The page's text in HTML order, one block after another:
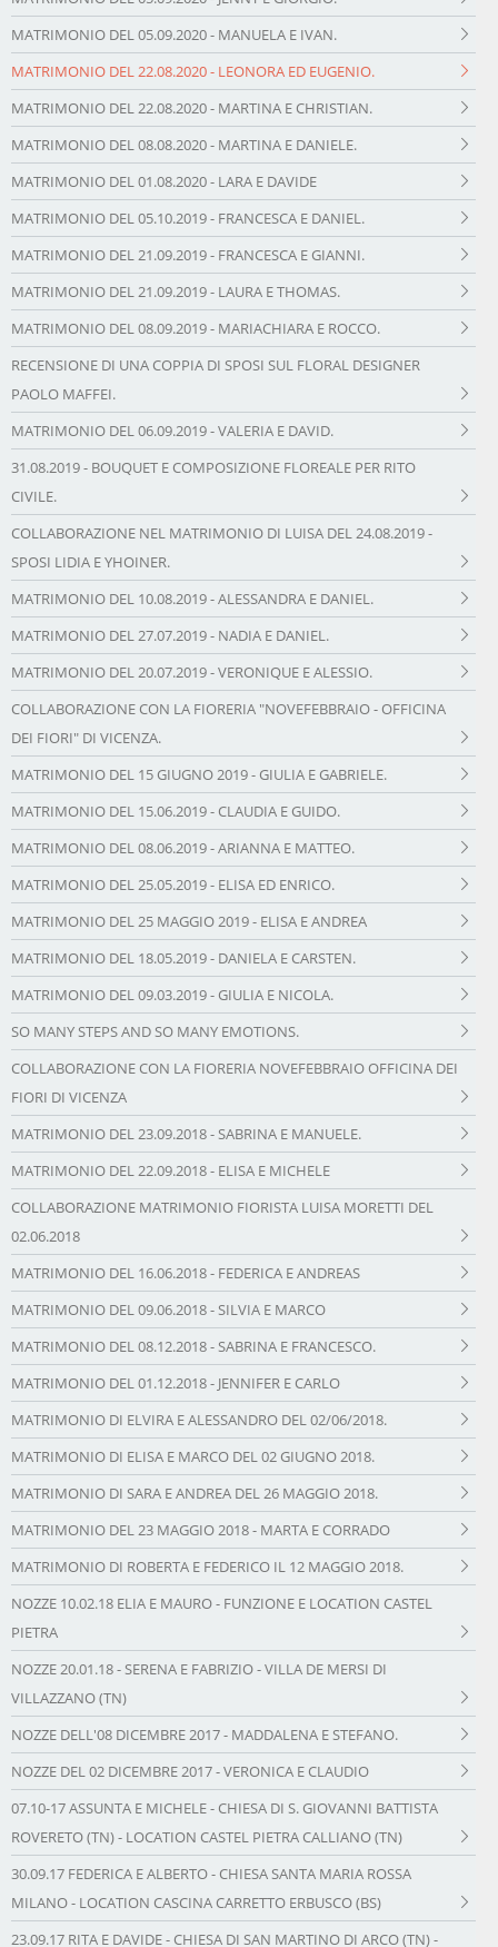
MATRIMONIO DEL 05.09.2020 - MANUELA E IVAN.
MATRIMONIO DEL 22.08.2020 - LEONORA ED EUGENIO.
MATRIMONIO DEL 22.08.2020 - MARTINA E CHRISTIAN.
MATRIMONIO DEL 08.08.2020 - MARTINA E DANIELE.
MATRIMONIO DEL 01.08.2020 - LARA E DAVIDE
MATRIMONIO DEL 05.10.2019 - FRANCESCA E DANIEL.
MATRIMONIO DEL 21.09.2019 - FRANCESCA E GIANNI.
MATRIMONIO DEL 21.09.2019 - LAURA E THOMAS.
MATRIMONIO DEL 08.09.2019 - MARIACHIARA E ROCCO.
RECENSIONE DI UNA COPPIA DI SPOSI SUL FLORAL DESIGNER
PAOLO MAFFEI.
MATRIMONIO DEL 06.09.2019 - VALERIA E DAVID.
31.08.2019 - BOUQUET E COMPOSIZIONE FLOREALE PER RITO
CIVILE.
COLLABORAZIONE NEL MATRIMONIO DI LUISA DEL 24.08.2019 -
SPOSI LIDIA E YHOINER.
MATRIMONIO DEL 10.08.2019 - ALESSANDRA E DANIEL.
MATRIMONIO DEL 27.07.2019 - NADIA E DANIEL.
MATRIMONIO DEL 20.07.2019 - VERONIQUE E ALESSIO.
COLLABORAZIONE CON LA FIORERIA "NOVEFEBBRAIO - OFFICINA
DEI FIORI" DI VICENZA.
MATRIMONIO DEL 15 GIUGNO 2019 - GIULIA E GABRIELE.
MATRIMONIO DEL 15.06.2019 - CLAUDIA E GUIDO.
MATRIMONIO DEL 08.06.2019 - ARIANNA E MATTEO.
MATRIMONIO DEL 25.05.2019 - ELISA ED ENRICO.
MATRIMONIO DEL 25 MAGGIO 2019 - ELISA E ANDREA
MATRIMONIO DEL 18.05.2019 - DANIELA E CARSTEN.
MATRIMONIO DEL 09.03.2019 - GIULIA E NICOLA.
SO MANY STEPS AND SO MANY EMOTIONS.
COLLABORAZIONE CON LA FIORERIA NOVEFEBBRAIO OFFICINA DEI
FIORI DI VICENZA
MATRIMONIO DEL 23.09.2018 - SABRINA E MANUELE.
MATRIMONIO DEL 22.09.2018 - ELISA E MICHELE
COLLABORAZIONE MATRIMONIO FIORISTA LUISA MORETTI DEL
02.06.2018
MATRIMONIO DEL 16.06.2018 - FEDERICA E ANDREAS
MATRIMONIO DEL 09.06.2018 - SILVIA E MARCO
MATRIMONIO DEL 08.12.2018 - SABRINA E FRANCESCO.
MATRIMONIO DEL 01.12.2018 - JENNIFER E CARLO
MATRIMONIO DI ELVIRA E ALESSANDRO DEL 02/06/2018.
MATRIMONIO DI ELISA E MARCO DEL 02 GIUGNO 2018.
MATRIMONIO DI SARA E ANDREA DEL 26 MAGGIO 2018.
MATRIMONIO DEL 23 MAGGIO 2018 - MARTA E CORRADO
MATRIMONIO DI ROBERTA E FEDERICO IL 12 MAGGIO 2018.
NOZZE 10.02.18 ELIA E MAURO - FUNZIONE E LOCATION CASTEL
PIETRA
NOZZE 20.01.18 - SERENA E FABRIZIO - VILLA DE MERSI DI
VILLAZZANO (TN)
NOZZE DELL'08 DICEMBRE 2017 - MADDALENA E STEFANO.
NOZZE DEL 02 DICEMBRE 2017 - VERONICA E CLAUDIO
07.10-17 ASSUNTA E MICHELE - CHIESA DI S. GIOVANNI BATTISTA
ROVERETO (TN) - LOCATION CASTEL PIETRA CALLIANO (TN)
30.09.17 FEDERICA E ALBERTO - CHIESA SANTA MARIA ROSSA
MILANO - LOCATION CASCINA CARRETTO ERBUSCO (BS)
23.09.17 RITA E DAVIDE - CHIESA DI SAN MARTINO DI ARCO (TN) -